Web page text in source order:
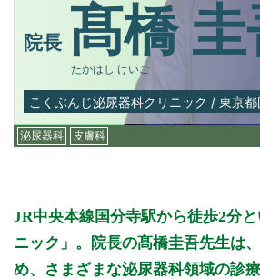
院長 髙橋 圭
たかはし けいご
こくぶんじ泌尿器科クリニック / 東京
泌尿器科 皮膚科
JR中央本線国分寺駅から徒歩2分
ニック」。院長の髙橋圭吾先生は
め、さまざまな泌尿器科領域の診